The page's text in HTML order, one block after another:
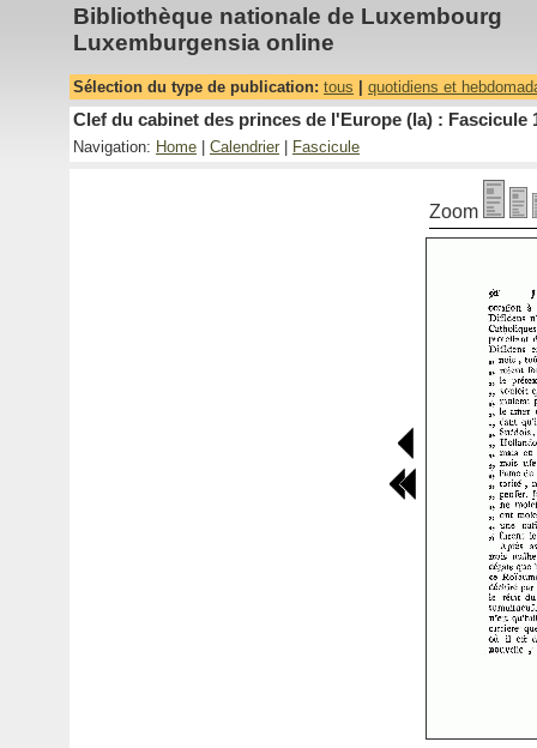
Bibliothèque nationale de Luxembourg
Luxemburgensia online
Sélection du type de publication: tous quotidiens et
Clef du cabinet des princes de l'Europe (la) : Fascicule
Navigation: Home Calendrier Fascicule
Zoom